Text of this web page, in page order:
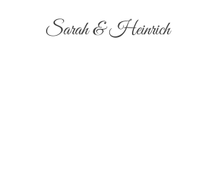
Sarah & Heinrich